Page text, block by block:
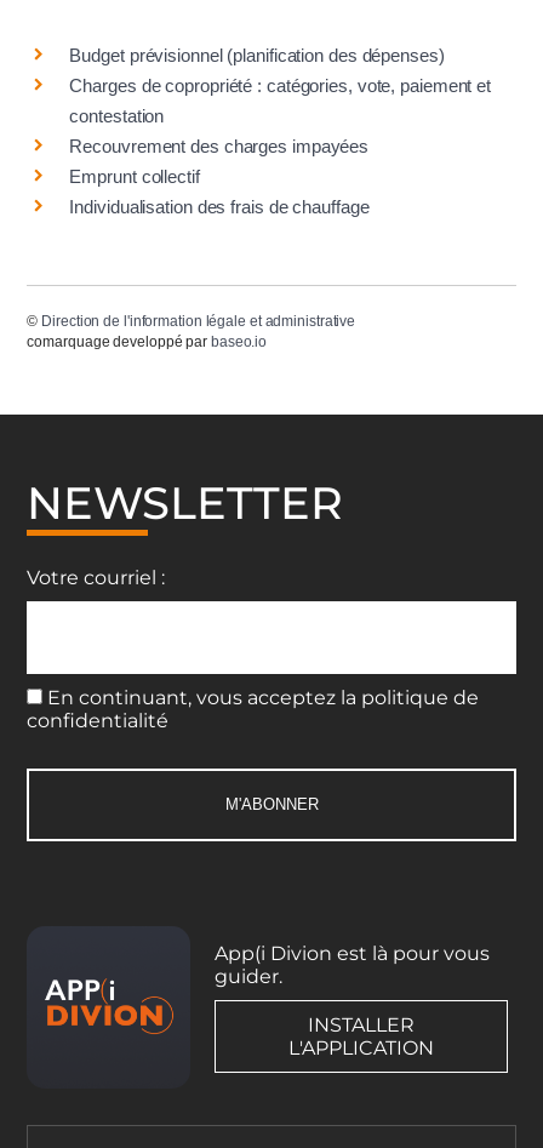
Budget prévisionnel (planification des dépenses)
Charges de copropriété : catégories, vote, paiement et
contestation
Recouvrement des charges impayées
Emprunt collectif
Individualisation des frais de chauffage
© Direction de l'information légale et administrative
comarquage developpé par baseo.io
NEWSLETTER
Votre courriel :
En continuant, vous acceptez la politique de
confidentialité
App(i Divion est là pour vous
guider.
INSTALLER
L'APPLICATION